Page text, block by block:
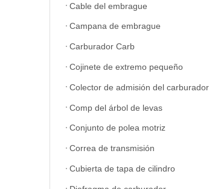
Cable del embrague
Campana de embrague
Carburador Carb
Cojinete de extremo pequeño
Colector de admisión del carburador
Comp del árbol de levas
Conjunto de polea motriz
Correa de transmisión
Cubierta de tapa de cilindro